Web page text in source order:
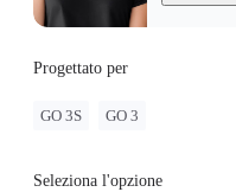
Progettato per
GO 3S GO 3
Seleziona l'opzione